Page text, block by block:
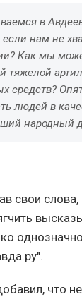
в
если нам не
Как мы
тяжелой
средств?
людей в
народный
свои
что